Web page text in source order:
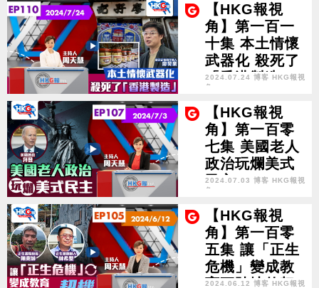
【HKG報視
角】第一百一
十集 本土情懷
武器化 殺死了
「香港製造」
2024.07.24 博客 HKG報視
角
【HKG報視
角】第一百零
七集 美國老人
政治玩爛美式
民主
2024.07.03 博客 HKG報視
角
【HKG報視
角】第一百零
五集 讓「正生
危機」變成教
育更貼地的契
2024.06.12 博客 HKG報視